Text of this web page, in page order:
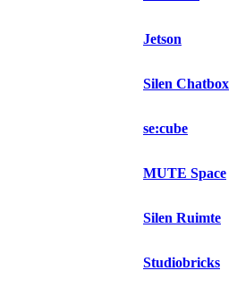
Jetson
Silen Chatbox
se:cube
MUTE Space
Silen Ruimte
Studiobricks